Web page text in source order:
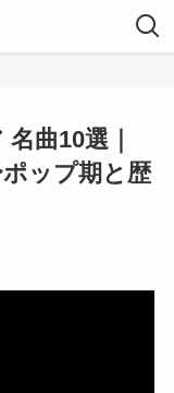
曲10選｜
ップ期と歴